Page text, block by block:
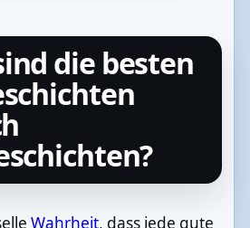
die besten
Wahrheit, dass jede gute